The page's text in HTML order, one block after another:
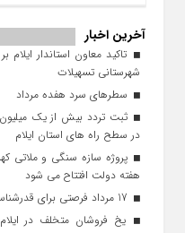
آخرین اخبار
تاکید معاون استاندار
شهرستانی تسهیلات
سطرهای سرد هفده مرداد
ثبت تردد بیش از یک میلیون
در سطح راه‌ های استان ایلام
هفته دولت افتتاح می شود
یخ‌ فروشان متخلف در